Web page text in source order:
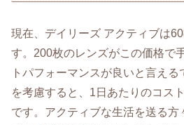
現在、デイリーズ アクティブは
す。200枚のレンズがこの価格で
トパフォーマンスが良いと言え
を考慮すると、1日あたりのコス
です。アクティブな生活を送る方